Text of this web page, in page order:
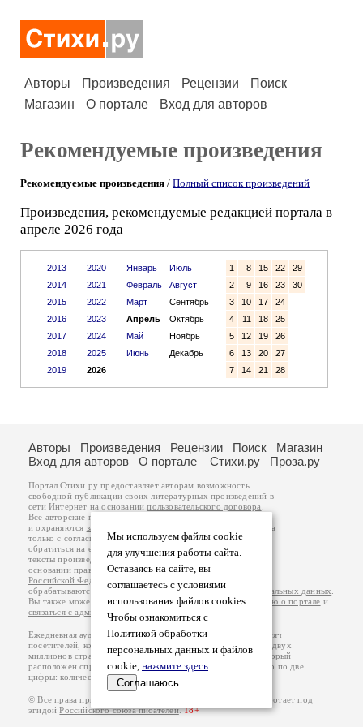
Авторы Произведения Рецензии
Поиск
Магазин
О портале Вход для авторов
Рекомендуемые произведения
Рекомендуемые произведения / Полный список произведений
Произведения, рекомендуемые редакцией портала в
апреле 2026 года
2013
2014
2015
2016
2017
2018
2019
2020
2021
2022
2023
2024
2025
2026
Январь
Июль
Февраль
Август
Март
Сентябрь
Апрель
Октябрь
Май
Ноябрь
Июнь
Декабрь
1 8 15 22
29
2
9 16 23
30
3
10 17
24
4
11 18
25
5
12 19
26
6
13 20
27
7
14 21 28
Мы используем файлы cookie
для улучшения работы сайта.
Оставаясь на сайте, вы
соглашаетесь с условиями
использования файлов cookies.
Чтобы ознакомиться с
Политикой обработки
персональных данных и файлов
cookie, нажмите здесь.
Соглашаюсь
Авторы Произведения Рецензии Поиск
Магазин
Вход для авторов
О портале Стихи.ру Проза.ру
Портал Стихи.ру предоставляет авторам возможность
свободной публикации своих литературных произведений в
сети Интернет на основаниипользовательского договора
Все авторские права на произведения принадлежат авторам
и охраняются законом
. Перепечатка произведений возможна
только с согласия его автора, к которому вы можете
обратиться на его авторской странице. Ответственность за
тексты произведений авторы несут самостоятельно на
основанииправил публикацииизаконодательства
Российской Федерации
обрабатываются на основанииПолитики обработки персональных данных
Вы также можете посмотреть более подробнуюинформацию о портале и
связаться с администрацией
Ежедневная аудитория портала Стихи.ру – порядка 200 тысяч
посетителей, которые в общей сумме просматривают более двух
миллионов страниц по данным счетчика посещаемости, который
расположен справа от этого текста. В каждой графе указано по две
цифры: количество просмотров и количество посетителей.
© Все права принадлежат авторам, 2000-2026. Портал работает под
эгидойРоссийского союза писателей.18+